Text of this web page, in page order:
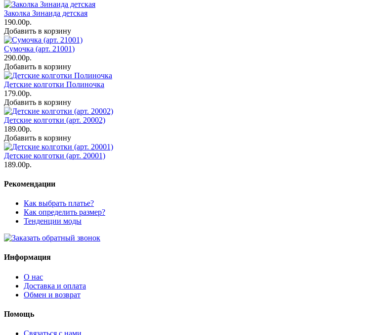
Заколка Зинаида детская
190.00р.
Добавить в корзину
Сумочка (арт. 21001)
290.00р.
Добавить в корзину
Детские колготки Полиночка
179.00р.
Добавить в корзину
Детские колготки (арт. 20002)
189.00р.
Добавить в корзину
Детские колготки (арт. 20001)
189.00р.
Рекомендации
Как выбрать платье?
Как определить размер?
Тенденции моды
Информация
О нас
Доставка и оплата
Обмен и возврат
Помощь